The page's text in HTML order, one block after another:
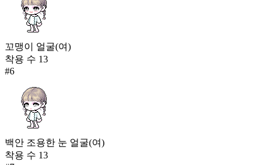
꼬맹이 얼굴(여)
착용 수 13
#6
백안 조용한 눈 얼굴(여)
착용 수 13